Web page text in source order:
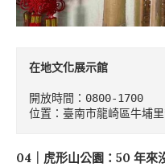
在地文化展示館
開放時間：0800-1700
位置：臺南市龍崎區牛埔
04｜虎形山公園：50 年來